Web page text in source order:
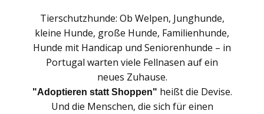
Tierschutzhunde: Ob Welpen, Junghunde,
kleine Hunde, große Hunde, Familienhunde,
Hunde mit Handicap und Seniorenhunde – in
Portugal warten viele Fellnasen auf ein
neues Zuhause.
"Adoptieren statt Shoppen" heißt die Devise.
Und die Menschen, die sich für einen